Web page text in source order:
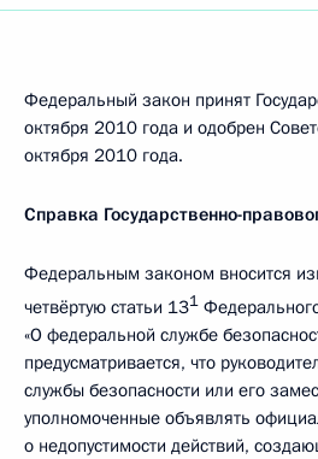
Федеральный закон принят
октября 2010 года и одобрен
октября 2010 года.
Справка Государственно-
Федеральным законом вносится
четвёртую статьи 131
«О федеральной службе
предусматривается, что
службы безопасности или его
уполномоченные объявлять
о недопустимости действий,